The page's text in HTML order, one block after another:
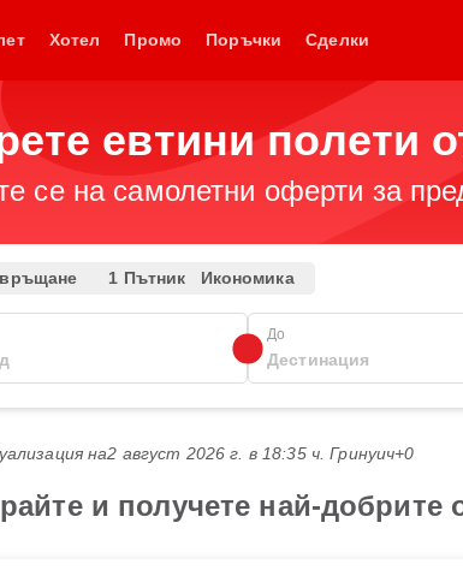
Хотел Промо Поръчки Сделки
евтини полети
се на самолетни оферти за
1 Пътник Икономика
До
на2 август 2026 г. в 18:35 ч. Гринуич+0
и получете най-